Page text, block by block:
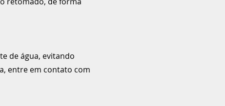
de água, evitando
entre em contato com